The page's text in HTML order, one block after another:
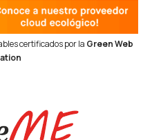
certificados por la Green Web